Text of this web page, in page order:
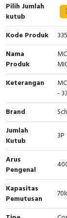
Cable
Signalling
Safety Sensors
Pressure
Ultrasonic &
Limit Switch
Inductive
Photoelectric
Cam Switch
Panel Box
Pilih Jumlah
kutub
Kode Produk
Nama
Produk
Keterangan
-
Brand
Jumlah
Kutub
3P
Arus
Pengenal
Kapasitas
Pemutusan